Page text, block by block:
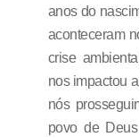
anos do
aconteceram
crise
nos impactou
nós
povo de